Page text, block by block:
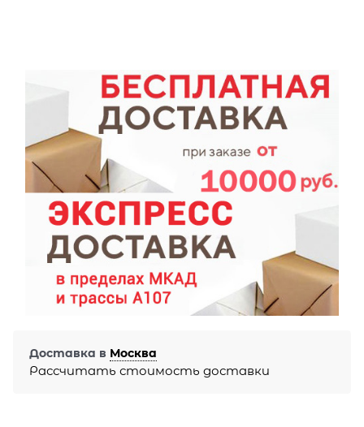
Доставка в Москва
Рассчитать стоимость доставки